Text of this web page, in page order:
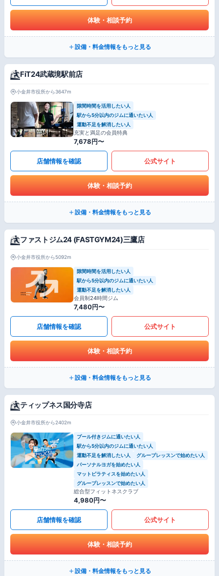
体験・相談予約
設備・料金情報をもっと見る
FiT24武蔵境駅前店
小金井市役所から3647m
隙間時間を活用したい人
駅から5分以内のジムに通いたい人
運動不足を解消したい人
充実と満足の会員特典
7,678円〜
店舗情報を確認 公式サイト
体験・相談予約
設備・料金情報をもっと見る
ファストジム24 (FASTGYM24)三鷹店
小金井市役所から5092m
隙間時間を活用したい人
駅から5分以内のジムに通いたい人
運動不足を解消したい人
会員制24時間ジム
7,480円〜
店舗情報を確認 公式サイト
体験・相談予約
設備・料金情報をもっと見る
ティップネス国分寺店
小金井市役所から2402m
プール付きジムに通いたい人
駅から5分以内のジムに通いたい人
運動不足を解消したい人
グループレッスンで始めたい人
パーソナルヨガを始めたい人
マットピラティスを始めたい人
グループレッスンで始めたい人
総合型フィットネスクラブ
4,980円〜
店舗情報を確認 公式サイト
体験・相談予約
設備・料金情報をもっと見る